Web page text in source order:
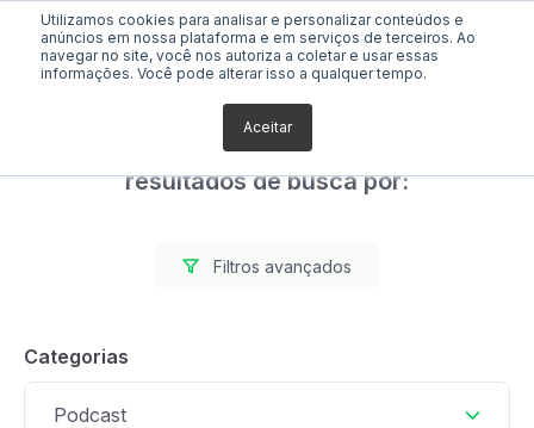
Utilizamos cookies para analisar e personalizar conteúdos e
anúncios em nossa plataforma e em serviços de terceiros. Ao
navegar no site, você nos autoriza a coletar e usar essas
informações. Você pode alterar isso a qualquer tempo.
Aceitar
Foram encontrados 8
resultados de busca por:
Filtros avançados
Categorias
Podcast